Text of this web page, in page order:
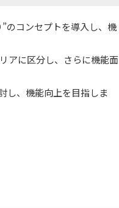
のコンセプトを導入し、機
アに区分し、さらに機能面
し、機能向上を目指しま